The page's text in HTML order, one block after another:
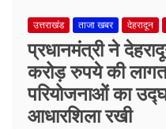
उत्तराखंड ताजा खबर देहरादून
प्रधानमंत्री ने
करोड़ रुपये की लागत
परियोजनाओं का
आधारशिला रखी